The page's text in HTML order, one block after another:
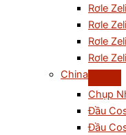
Rơle
Rơle
Rơle
Rơle
China
Chụp
Đầu
Đầu